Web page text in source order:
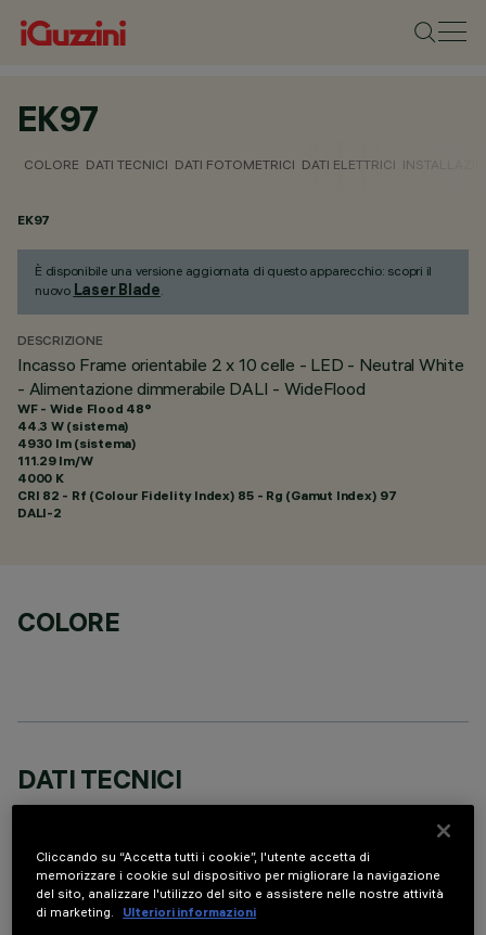
EK97
COLORE DATI TECNICI DATI FOTOMETRICI DATI ELETTRICI
EK97
È disponibile una versione aggiornata di questo apparecchio: scopri il
nuovo Laser Blade.
DESCRIZIONE
Incasso Frame orientabile 2 x 10 celle - LED - Neutral White
- Alimentazione dimmerabile DALI - WideFlood
WF - Wide Flood 48°
44.3 W (sistema)
4930 lm (sistema)
111.29 lm/W
4000 K
CRI 82 - Rf (Colour Fidelity Index) 85 - Rg (Gamut Index) 97
DALI-2
COLORE
DATI TECNICI
DESCRIZIONE
Apparecchio rettangolare ad incasso con sorgenti LED. Vano
Cliccando su “Accetta tutti i cookie”, l'utente accetta di
memorizzare i cookie sul dispositivo per migliorare la navigazione
del sito, analizzare l'utilizzo del sito e assistere nelle nostre attività
di marketing.
Ulteriori informazioni